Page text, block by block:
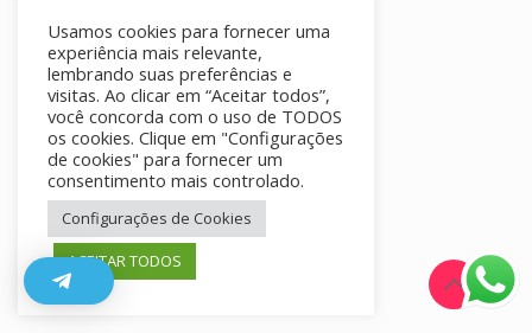
Usamos cookies para fornecer uma
experiência mais relevante,
lembrando suas preferências e
visitas. Ao clicar em “Aceitar todos”,
você concorda com o uso de TODOS
os cookies. Clique em "Configurações
de cookies" para fornecer um
consentimento mais controlado.
Configurações de Cookies
ACEITAR TODOS